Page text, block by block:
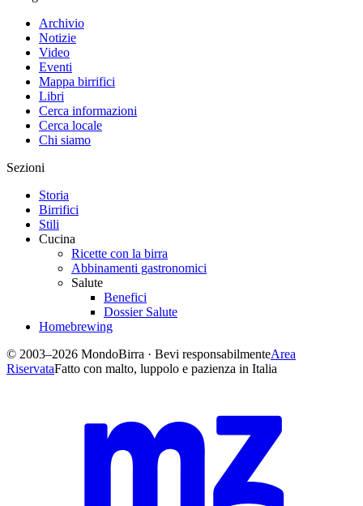
Archivio
Notizie
Video
Eventi
Mappa birrifici
Libri
Cerca informazioni
Cerca locale
Chi siamo
Sezioni
Storia
Birrifici
Stili
Cucina
Ricette con la birra
Abbinamenti gastronomici
Salute
Benefici
Dossier Salute
Homebrewing
© 2003–2026 MondoBirra · Bevi responsabilmenteArea
RiservataFatto con malto, luppolo e pazienza in Italia